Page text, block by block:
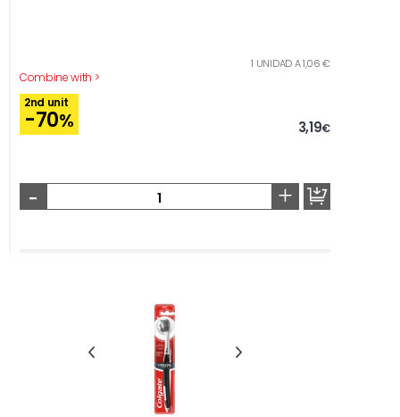
Combine with >
1 UNIDAD A 1,06 €
2nd unit
-70% 3,19€
- +